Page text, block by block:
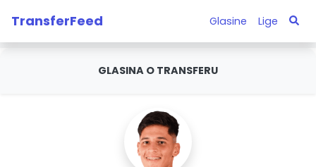
TransferFeed Glasine Lige
GLASINA O TRANSFERU